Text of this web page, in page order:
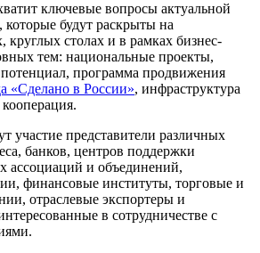
ключевые вопросы актуальной
которые будут раскрыты на
круглых столах и в рамках бизнес-
тем: национальные проекты,
программа продвижения
«Сделано в России», инфраструктура
участие представители различных
банков, центров поддержки
ассоциаций и объединений,
финансовые институты, торговые и
отраслевые экспортеры и
в сотрудничестве с